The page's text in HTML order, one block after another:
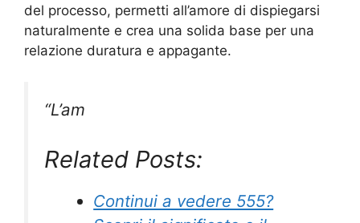
del processo, permetti all’amore di dispiegarsi
naturalmente e crea una solida base per una
relazione duratura e appagante.
“L’am
Related Posts:
Continui a vedere 555?